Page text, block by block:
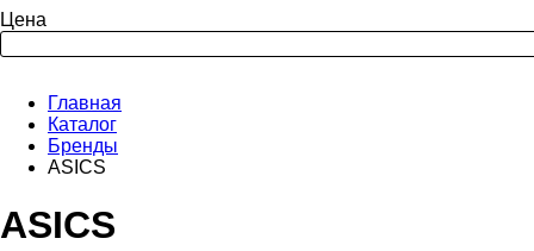
Цена
Главная
Каталог
Бренды
ASICS
ASICS